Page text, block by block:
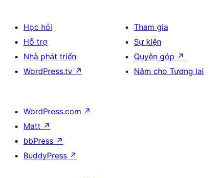
Học hỏi
Hỗ trợ
Nhà phát triển
WordPress.tv ↗
Tham gia
Sự kiện
Quyên góp ↗
Năm cho Tương lai
WordPress.com ↗
Matt ↗
bbPress ↗
BuddyPress ↗